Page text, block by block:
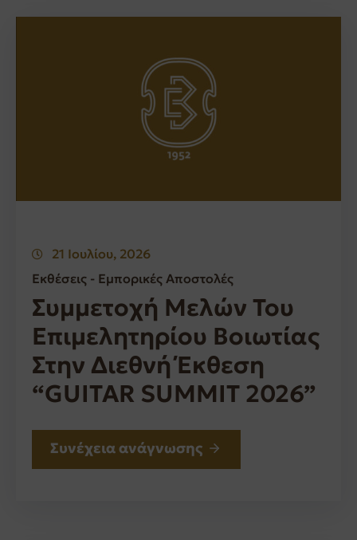
21 Ιουλίου, 2026
Εκθέσεις - Εμπορικές Αποστολές
Συμμετοχή Μελών Του
Επιμελητηρίου Βοιωτίας
Στην Διεθνή Έκθεση
“GUITAR SUMMIT 2026”
Συνέχεια ανάγνωσης